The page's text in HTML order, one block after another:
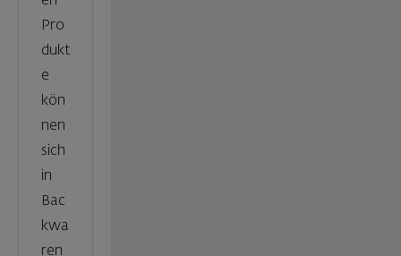
Pro
dukt
e
kön
nen
sich
in
Bac
kwa
ren